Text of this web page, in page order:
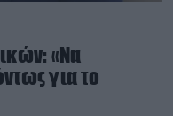
«Να
για το